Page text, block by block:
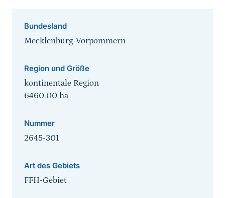
Bundesland
Mecklenburg-Vorpommern
Region und Größe
kontinentale Region
6460.00 ha
Nummer
2645-301
Art des Gebiets
FFH-Gebiet